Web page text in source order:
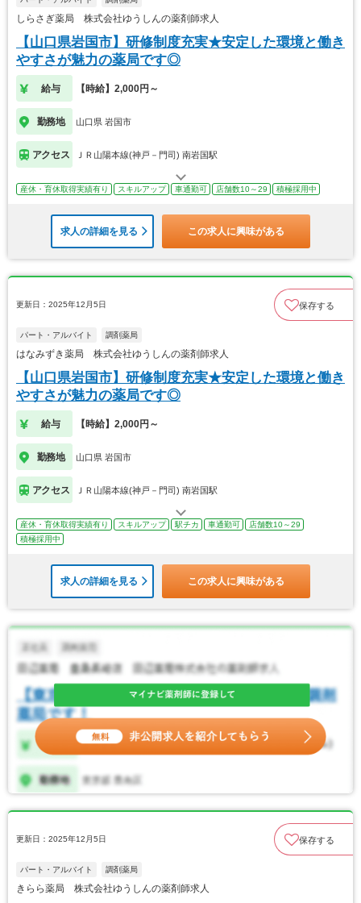
しらさぎ薬局 株式会社ゆうしんの薬剤師求人
【山口県岩国市】研修制度充実★安定した環境と働き
やすさが魅力の薬局です◎
給与 【時給】2,000円～
勤務地 山口県 岩国市
アクセス ＪＲ山陽本線(神戸－門司) 南岩国駅
産休・育休取得実績有り スキルアップ 車通勤可 店舗数10～29 積極採用中
求人の詳細を見る この求人に興味がある
更新日：2025年12月5日 保存する
パート・アルバイト 調剤薬局
はなみずき薬局 株式会社ゆうしんの薬剤師求人
【山口県岩国市】研修制度充実★安定した環境と働き
やすさが魅力の薬局です◎
給与 【時給】2,000円～
勤務地 山口県 岩国市
アクセス ＪＲ山陽本線(神戸－門司) 南岩国駅
産休・育休取得実績有り スキルアップ 駅チカ 車通勤可
店舗数10～29
積極採用中
求人の詳細を見る この求人に興味がある
更新日：2025年12月5日 保存する
パート・アルバイト 調剤薬局
きらら薬局 株式会社ゆうしんの薬剤師求人